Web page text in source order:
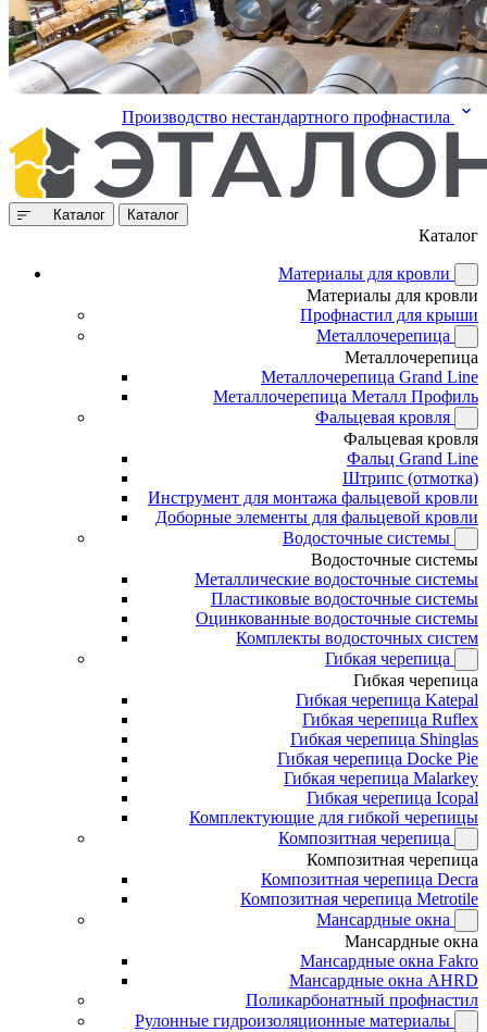
Производство нестандартного профнастила
Каталог Каталог
Каталог
Материалы для кровли
Материалы для кровли
Профнастил для крыши
Металлочерепица
Металлочерепица
Металлочерепица Grand Line
Металлочерепица Металл Профиль
Фальцевая кровля
Фальцевая кровля
Фальц Grand Line
Штрипс (отмотка)
Инструмент для монтажа фальцевой кровли
Доборные элементы для фальцевой кровли
Водосточные системы
Водосточные системы
Металлические водосточные системы
Пластиковые водосточные системы
Оцинкованные водосточные системы
Комплекты водосточных систем
Гибкая черепица
Гибкая черепица
Гибкая черепица Katepal
Гибкая черепица Ruflex
Гибкая черепица Shinglas
Гибкая черепица Docke Pie
Гибкая черепица Malarkey
Гибкая черепица Icopal
Комплектующие для гибкой черепицы
Композитная черепица
Композитная черепица
Композитная черепица Decra
Композитная черепица Metrotile
Мансардные окна
Мансардные окна
Мансардные окна Fakro
Мансардные окна AHRD
Поликарбонатный профнастил
Рулонные гидроизоляционные материалы